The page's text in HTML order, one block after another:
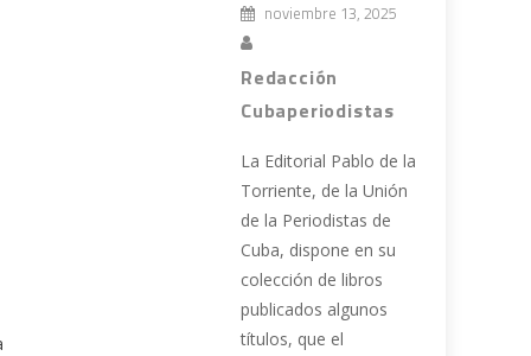
noviembre 13, 2025
Redacción
Cubaperiodistas
La Editorial Pablo de la
Torriente, de la Unión
de la Periodistas de
Cuba, dispone en su
colección de libros
publicados algunos
títulos, que el